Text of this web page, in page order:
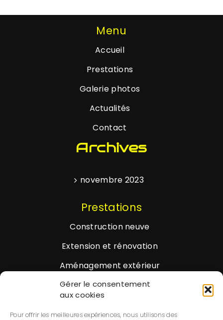
Gérer le consentement
aux cookies
Pour offrir les meilleures expériences, nous utilisons des
Menu
Accueil
Prestations
Galerie photos
Actualités
Contact
Archives
novembre 2023
Prestations
Construction neuve
Extension et rénovation
Aménagement extérieur